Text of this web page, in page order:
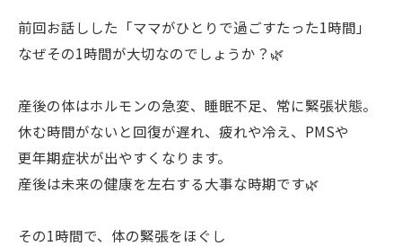
前回お話しした「ママがひとりで過ごすたった1時間」
なぜその1時間が大切なのでしょうか？🌿
産後の体はホルモンの急変、睡眠不足、常に緊張状態。
休む時間がないと回復が遅れ、疲れや冷え、PMSや
更年期症状が出やすくなります。
産後は未来の健康を左右する大事な時期です🌿
その1時間で、体の緊張をほぐし